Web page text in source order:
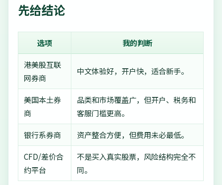
先给结论
选项
我的判断
港美股互联
网券商
中文体验好，开户快，适合新手。
美国本土券
商
品类和市场覆盖广，但开户、税务和
客服门槛更高。
银行系券商
资产整合方便，但费用未必最低。
CFD/差价合
约平台
不是买入真实股票，风险结构完全不
同。